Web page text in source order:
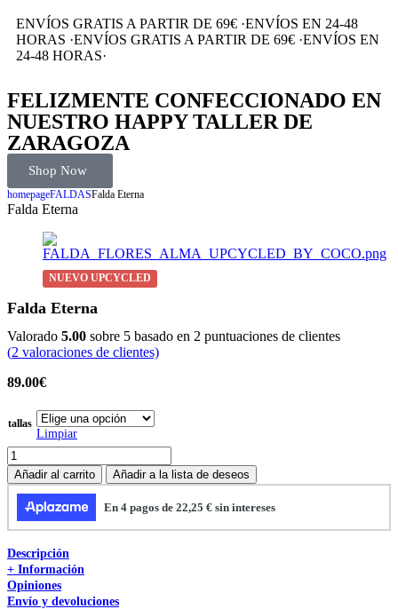
ENVÍOS GRATIS A PARTIR DE 69€ ·ENVÍOS EN 24-48
HORAS ·ENVÍOS GRATIS A PARTIR DE 69€ ·ENVÍOS EN
24-48 HORAS·
FELIZMENTE CONFECCIONADO EN
NUESTRO HAPPY TALLER DE
ZARAGOZA
Shop Now
homepageFALDASFalda Eterna
Falda Eterna
NUEVO UPCYCLED
Falda Eterna
Valorado 5.00 sobre 5 basado en 2 puntuaciones de clientes
(2 valoraciones de clientes)
89.00€
tallas
Limpiar
Añadir al carrito Añadir a la lista de deseos
Descripción
+ Información
Opiniones
Envío y devoluciones